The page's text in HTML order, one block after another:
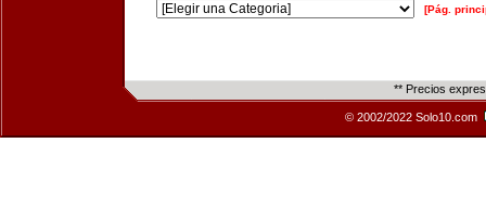
[Pág.
** Precios
© 2002/2022 Solo10.com